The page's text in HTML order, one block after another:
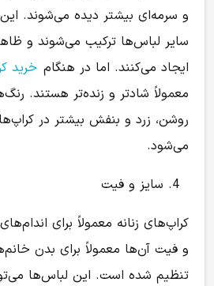
و سرمه‌ای بیشتر دیده می‌شوند.
سایر لباس‌ها ترکیب می‌شوند و
ایجاد می‌کنند. اما در هنگام خرید
معمولاً شادتر و زنده‌تر هستند.
روشن، زرد و بنفش بیشتر در
می‌شود.
سایز و فیت
کراپ‌های زنانه معمولاً برای
و فیت آن‌ها معمولاً برای بدن
تنظیم شده است. این لباس‌ها